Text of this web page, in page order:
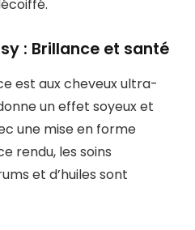
: Brillance et santé
est aux cheveux ultra-
un effet soyeux et
une mise en forme
rendu, les soins
et d’huiles sont